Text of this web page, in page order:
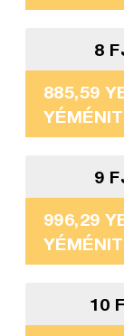
8
885,59
9
996,29
10